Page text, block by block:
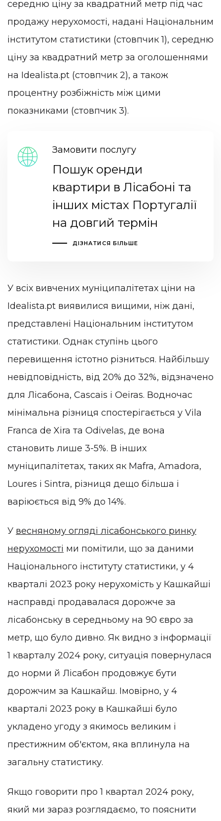
середню ціну за квадратний метр під час
продажу нерухомості, надані Національним
інститутом статистики (стовпчик 1), середню
ціну за квадратний метр за оголошеннями
на Idealista.pt (стовпчик 2), а також
процентну розбіжність між цими
показниками (стовпчик 3).
Замовити послугу
Пошук оренди
квартири в Лісабоні та
інших містах Португалії
на довгий термін
ДІЗНАТИСЯ БІЛЬШЕ
У всіх вивчених муніципалітетах ціни на
Idealista.pt виявилися вищими, ніж дані,
представлені Національним інститутом
статистики. Однак ступінь цього
перевищення істотно різниться. Найбільшу
невідповідність, від 20% до 32%, відзначено
для Лісабона, Cascais і Oeiras. Водночас
мінімальна різниця спостерігається у Vila
Franca de Xira та Odivelas, де вона
становить лише 3-5%. В інших
муніципалітетах, таких як Mafra, Amadora,
Loures і Sintra, різниця дещо більша і
варіюється від 9% до 14%.
У весняному огляді лісабонського ринку
нерухомості ми помітили, що за даними
Національного інституту статистики, у 4
кварталі 2023 року нерухомість у Кашкайші
насправді продавалася дорожче за
лісабонську в середньому на 90 євро за
метр, що було дивно. Як видно з інформації
1 кварталу 2024 року, ситуація повернулася
до норми й Лісабон продовжує бути
дорожчим за Кашкайш. Імовірно, у 4
кварталі 2023 року в Кашкайші було
укладено угоду з якимось великим і
престижним об'єктом, яка вплинула на
загальну статистику.
Якщо говорити про 1 квартал 2024 року,
який ми зараз розглядаємо, то пояснити